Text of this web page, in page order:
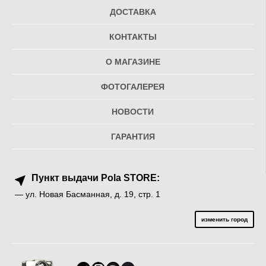
ДОСТАВКА
КОНТАКТЫ
О МАГАЗИНЕ
ФОТОГАЛЕРЕЯ
НОВОСТИ
ГАРАНТИЯ
Пункт выдачи Pola STORE:
— ул. Новая Басманная, д. 19, стр. 1
изменить город